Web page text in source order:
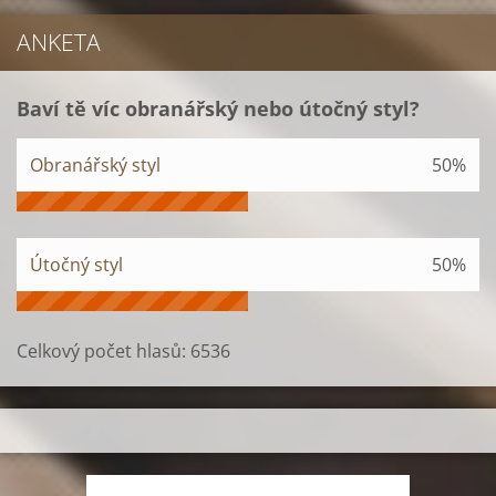
ANKETA
Baví tě víc obranářský nebo útočný styl?
Obranářský styl 50%
Útočný styl 50%
Celkový počet hlasů: 6536